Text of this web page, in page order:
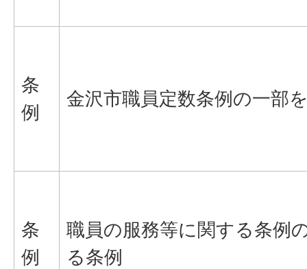
条
例
金沢市職員定数条例の一部
条
例
職員の服務等に関する条例
る条例